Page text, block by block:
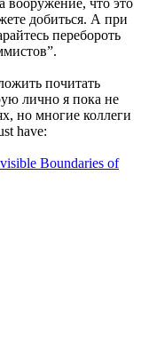
добиться. А при
перебороть
почитать
лично я пока не
но многие коллеги
have:
Boundaries of